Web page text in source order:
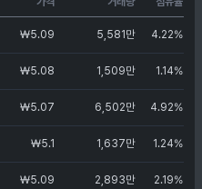
₩5.09 5,581만 4.22%
₩5.08 1,509만 1.14%
₩5.07 6,502만 4.92%
₩5.1 1,637만 1.24%
₩5.09 2,893만 2.19%